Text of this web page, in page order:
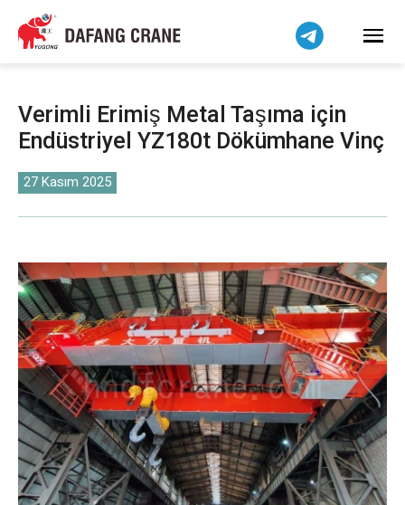
Verimli Erimiş Metal Taşıma için
Endüstriyel YZ180t Dökümhane Vinç
27 Kasım 2025
Bahasa Indonesia
Bahasa Melayu
বাংলা
فارسی
Pilipino
اردو
Čeština
Беларуская мова
Kiswahili
Dansk
Norsk
O‘zbekcha